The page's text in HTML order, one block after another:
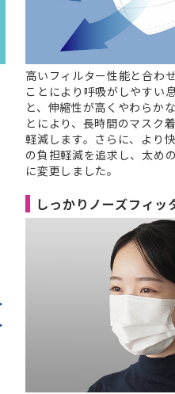
高いフィルター性能と合わ
ことにより呼吸がしやすい
と、伸縮性が高くやわらか
とにより、長時間のマスク
軽減します。さらに、より
の負担軽減を追求し、太め
に変更しました。
しっかりノーズフィッ